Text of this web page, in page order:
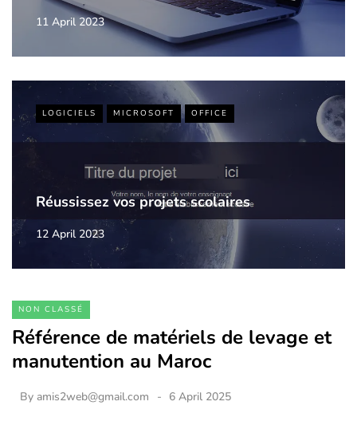
11 April 2023
LOGICIELS MICROSOFT OFFICE
Réussissez vos projets scolaires
12 April 2023
NON CLASSÉ
Référence de matériels de levage et
manutention au Maroc
By amis2web@gmail.com 6 April 2025